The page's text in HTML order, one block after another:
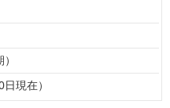
現在）